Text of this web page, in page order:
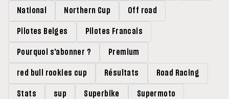
National Northern Cup Off road
Pilotes Belges Pilotes Francais
Pourquoi s'abonner ? Premium
red bull rookies cup Résultats Road Racing
Stats sup Superbike Supermoto